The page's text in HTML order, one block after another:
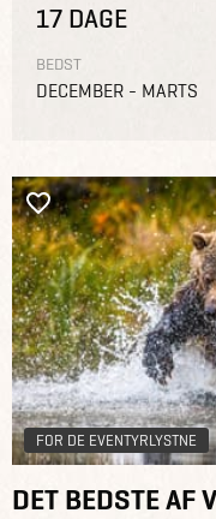
17 DAGE
BEDST
DECEMBER - MARTS
FOR DE EVENTYRLYSTNE
DET BEDSTE AF